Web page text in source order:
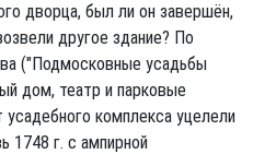
дворца, был ли он завершён,
другое здание? По
("Подмосковные усадьбы
дом, театр и парковые
комплекса уцелели
1748 г. с ампирной